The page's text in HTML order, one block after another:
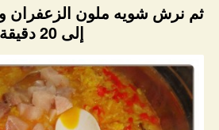
إلى 20 دقيقة